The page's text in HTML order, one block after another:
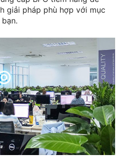
giải pháp phù hợp với mục